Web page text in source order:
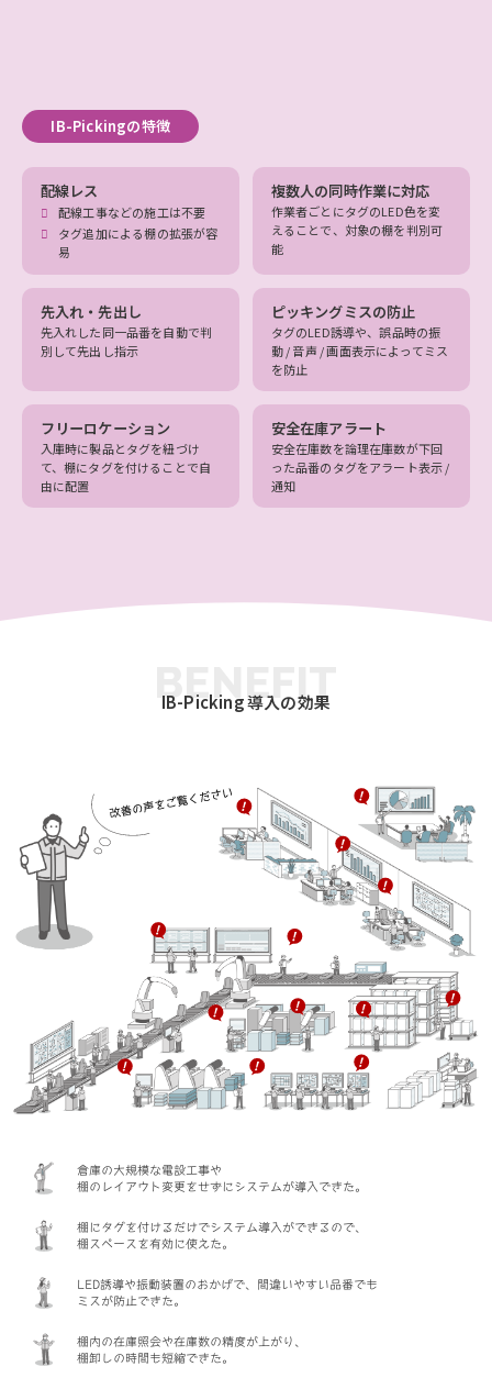
IB-Pickingの特徴
配線レス
配線工事などの施工は不要
タグ追加による棚の拡張が容
易
複数人の同時作業に対応
作業者ごとにタグのLED色を変
えることで、対象の棚を判別可
能
先入れ・先出し
先入れした同一品番を自動で判
別して先出し指示
ピッキングミスの防止
タグのLED誘導や、誤品時の振
動 / 音声 / 画面表示によってミス
を防止
フリーロケーション
入庫時に製品とタグを紐づけ
て、棚にタグを付けることで自
由に配置
安全在庫アラート
安全在庫数を論理在庫数が下回
った品番のタグをアラート表示 /
通知
BENEFIT
IB-Picking 導入の効果
倉庫の大規模な電設工事や
棚のレイアウト変更をせずにシステムが導入できた。
棚にタグを付けるだけでシステム導入ができるので、
棚スペースを有効に使えた。
LED誘導や振動装置のおかげで、間違いやすい品番でも
ミスが防止できた。
棚内の在庫照会や在庫数の精度が上がり、
棚卸しの時間も短縮できた。